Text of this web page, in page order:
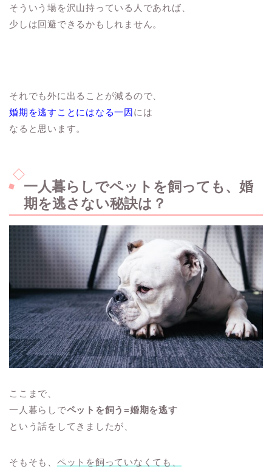
そういう場を沢山持っている人であれば、
少しは回避できるかもしれません。
それでも外に出ることが減るので、
婚期を逃すことにはなる一因 には
なると思います。
一人暮らしでペットを飼っても、婚
期を逃さない秘訣は？
ここまで、
一人暮らしでペットを飼う=婚期を逃す
という話をしてきましたが、
そもそも、 ペットを飼っていなくても、